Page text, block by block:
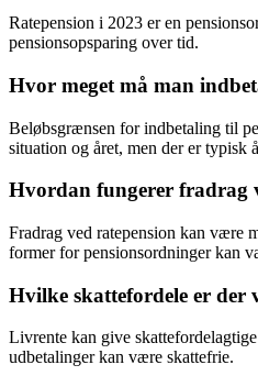
Ratepension i 2023 er en
pensionsopsparing over tid.
Hvor meget må man
Beløbsgrænsen for indbetaling til
situation og året, men der er typisk
Hvordan fungerer fradrag
Fradrag ved ratepension kan være
former for pensionsordninger kan
Hvilke skattefordele er der
Livrente kan give
udbetalinger kan være skattefrie.